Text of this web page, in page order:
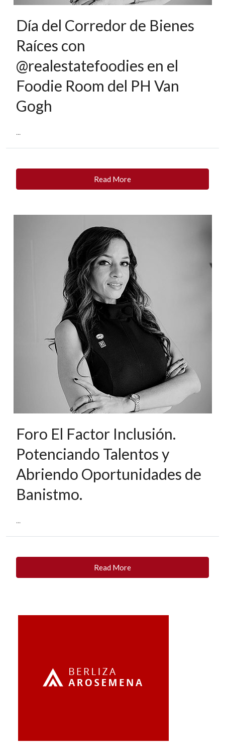
Día del Corredor de Bienes
Raíces con
@realestatefoodies en el
Foodie Room del PH Van
Gogh
...
Read More
Foro El Factor Inclusión.
Potenciando Talentos y
Abriendo Oportunidades de
Banistmo.
...
Read More